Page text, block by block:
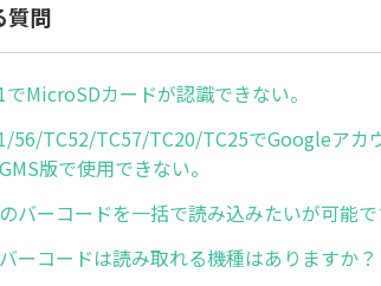
質問
でMicroSDカードが認識できない。
56/TC52/TC57/TC20/TC25でGoogleアカ
版で使用できない。
バーコードを一括で読み込みたいが可能で
ーコードは読み取れる機種はありますか？